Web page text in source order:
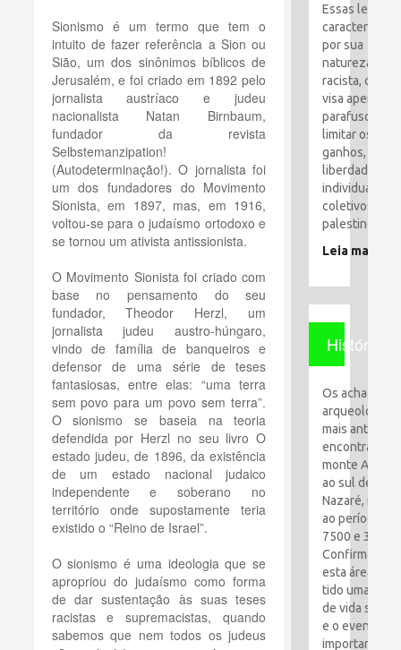
Sionismo é um termo que tem o
intuito de fazer referência a Sion ou
Sião, um dos sinônimos bíblicos de
Jerusalém, e foi criado em 1892 pelo
jornalista austríaco e judeu
nacionalista Natan Birnbaum,
fundador da revista
Selbstemanzipation!
(Autodeterminação!). O jornalista foi
um dos fundadores do Movimento
Sionista, em 1897, mas, em 1916,
voltou-se para o judaísmo ortodoxo e
se tornou um ativista antissionista.
O Movimento Sionista foi criado com
base no pensamento do seu
fundador, Theodor Herzl, um
jornalista judeu austro-húngaro,
vindo de família de banqueiros e
defensor de uma série de teses
fantasiosas, entre elas: “uma terra
sem povo para um povo sem terra”.
O sionismo se baseia na teoria
defendida por Herzl no seu livro O
estado judeu, de 1896, da existência
de um estado nacional judaico
independente e soberano no
território onde supostamente teria
existido o “Reino de Israel”.
O sionismo é uma ideologia que se
apropriou do judaísmo como forma
de dar sustentação às suas teses
racistas e supremacistas, quando
sabemos que nem todos os judeus
Essas leis são
por sua
natureza
racista, que
visa apertar
parafusos e
limitar os
ganhos,
liberdades
individuais e
coletivos dos
palestinos.
Leia mais
História
Os achados
arqueológicos
mais antigos
encontrados
monte Al-
ao sul de
Nazaré,
ao período
7500 e 3100
Confirma que
esta área tem
tido uma
de vida
e o evento
importante